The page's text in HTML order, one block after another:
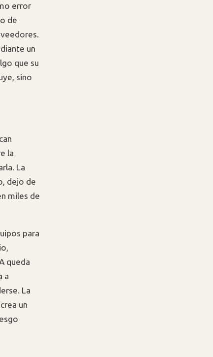
error
de
un
que su
sino
la
La
dejo de
miles de
para
queda
a
La
un